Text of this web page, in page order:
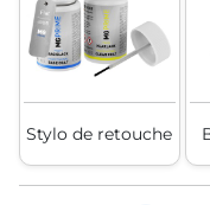
Stylo de retouche